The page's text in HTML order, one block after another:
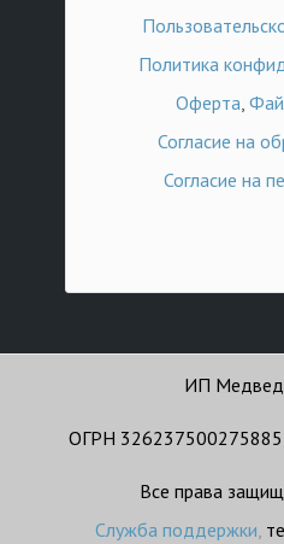
Политика
Оферта,
Согласие на
Согласие на
ИП
ОГРН
Все права
Служба поддержки,